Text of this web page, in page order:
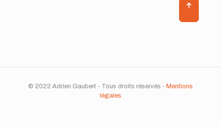
© 2022 Adrien Gaubert - Tous droits réservés - Mentions
légales